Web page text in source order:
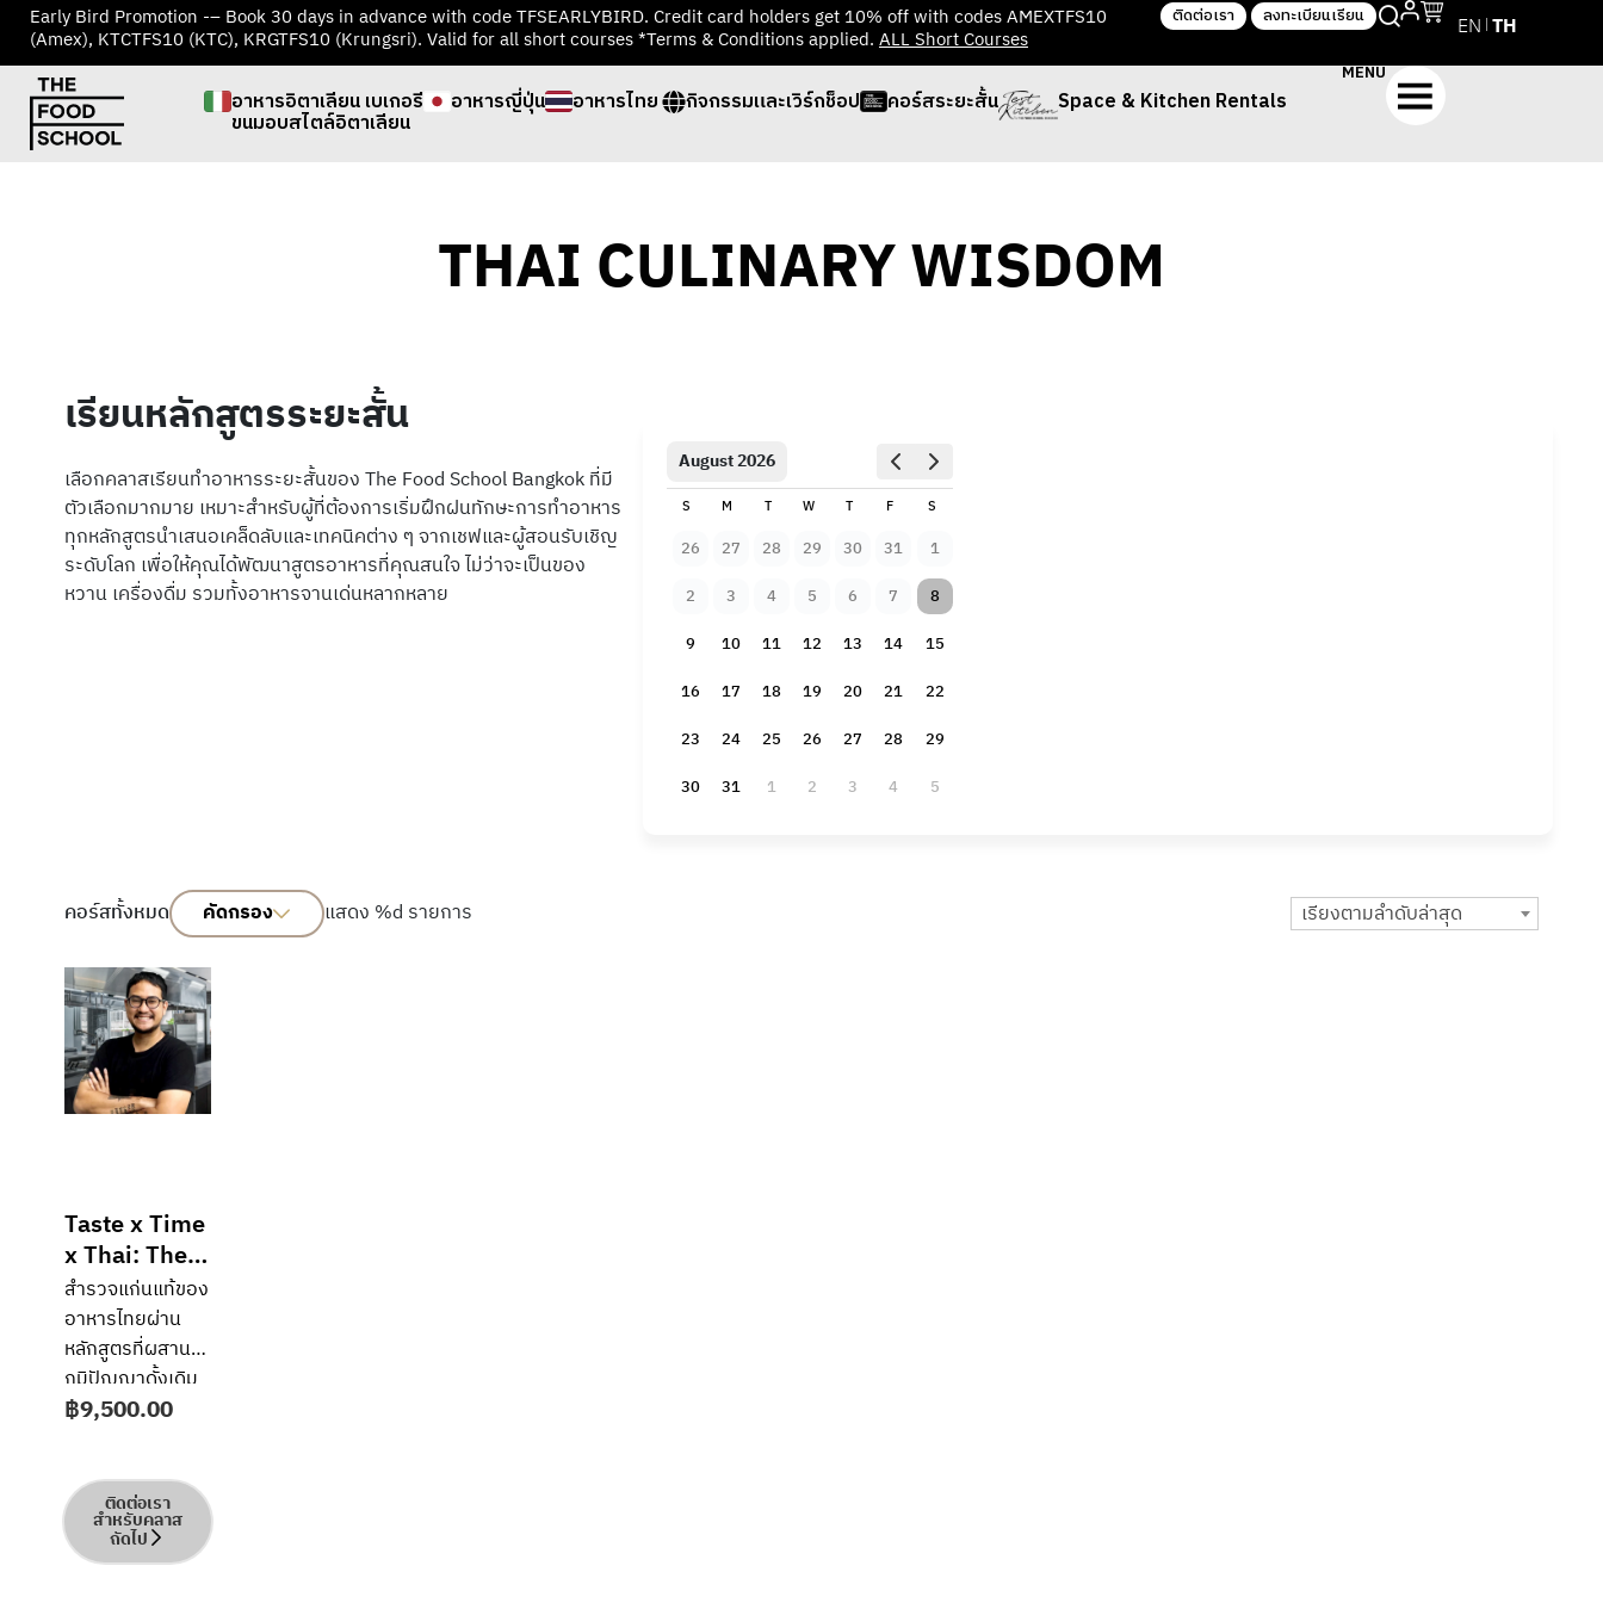
Early Bird Promotion -– Book 30 days in advance with code TFSEARLYBIRD. Credit card holders get 10% off with codes AMEXTFS10
(Amex), KTCTFS10 (KTC), KRGTFS10 (Krungsri). Valid for all short courses *Terms & Conditions applied. ALL Short Courses
ติดต่อเรา ลงทะเบียนเรียน EN TH
อาหารอิตาเลียน เบเกอรี
ขนมอบสไตล์อิตาเลียน
อาหารญี่ปุ่น อาหารไทย กิจกรรมและเวิร์กช็อป คอร์สระยะสั้น Space & Kitchen Rentals
MENU
THAI CULINARY WISDOM
เรียนหลักสูตรระยะสั้น
เลือกคลาสเรียนทำอาหารระยะสั้นของ The Food School Bangkok ที่มี
ตัวเลือกมากมาย เหมาะสำหรับผู้ที่ต้องการเริ่มฝึกฝนทักษะการทำอาหาร
ทุกหลักสูตรนำเสนอเคล็ดลับและเทคนิคต่าง ๆ จากเชฟและผู้สอนรับเชิญ
ระดับโลก เพื่อให้คุณได้พัฒนาสูตรอาหารที่คุณสนใจ ไม่ว่าจะเป็นของ
หวาน เครื่องดื่ม รวมทั้งอาหารจานเด่นหลากหลาย
August 2026
S M T W T F S
26 27 28 29 30 31
1
2
3 4 5 6 7
8
9
10 11 12 13 14
15
16
17 18 19 20 21
22
23
24 25 26 27 28
29
30
31 1 2 3 4 5
คอร์สทั้งหมด คัดกรอง แสดง %d รายการ เรียงตามลำดับล่าสุด
Taste x Time
x Thai: The
Sensory
Wisdom of
Local Cuisine
สำรวจแก่นแท้ของ
อาหารไทยผ่าน
หลักสูตรที่ผสาน
ภูมิปัญญาดั้งเดิม
เข้ากับแนวคิดร่วม
ฐานทั้ง 9 ของ
อาหารไทย หลัก
การจับคู่รส และ
฿9,500.00
ติดต่อเรา
สำหรับคลาส
ถัดไป